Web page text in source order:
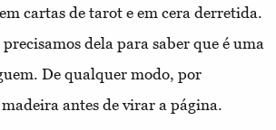
cartas de tarot e em cera derretida.
dela para saber que é uma
De qualquer modo, por
antes de virar a página.